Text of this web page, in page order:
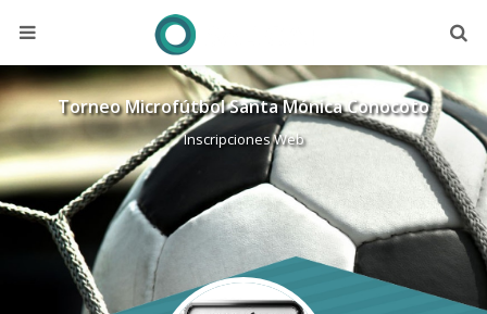
Torneo Microfútbol Santa Mónica Conocoto
Inscripciones Web